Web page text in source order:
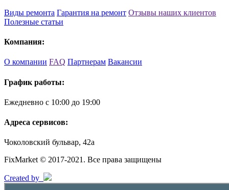
Виды ремонта Гарантия на ремонт Отзывы наших клиентов
Полезные статьи
Компания:
О компании FAQ Партнерам Вакансии
График работы:
Ежедневно с 10:00 до 19:00
Адреса сервисов:
Чоколовский бульвар, 42а
FixMarket © 2017-2021. Все права защищены
Created by